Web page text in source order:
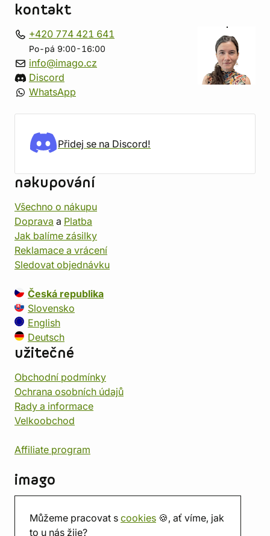
Můžeme pracovat s cookies 🍪, ať víme, jak
to u nás žije?
kontakt
+420 774 421 641
Po-pá 9:00-16:00
info@imago.cz
Discord
WhatsApp
Přidej se na Discord!
nakupování
Všechno o nákupu
Doprava a Platba
Jak balíme zásilky
Reklamace a vrácení
Sledovat objednávku
Česká republika
Slovensko
English
Deutsch
užitečné
Obchodní podmínky
Ochrana osobních údajů
Rady a informace
Velkoobchod
Affiliate program
imago
Prodejna
Herna